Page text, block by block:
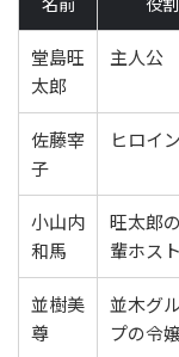
堂島旺
太郎
主人公
佐藤宰
子
ヒロイン
小山内
和馬
旺太郎
輩ホスト
並樹美
尊
並木グ
プの令